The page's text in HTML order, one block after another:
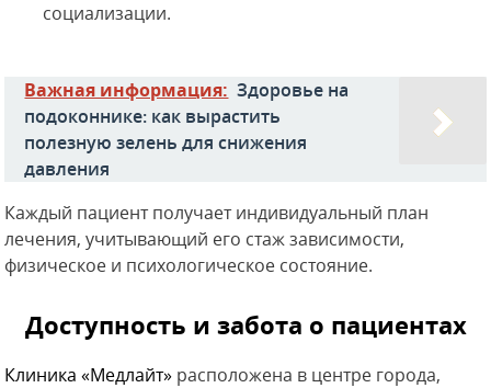
социализации.
Важная информация: Здоровье на
подоконнике: как вырастить
полезную зелень для снижения
давления
Каждый пациент получает индивидуальный план
лечения, учитывающий его стаж зависимости,
физическое и психологическое состояние.
Доступность и забота о пациентах
Клиника «Медлайт» расположена в центре города,